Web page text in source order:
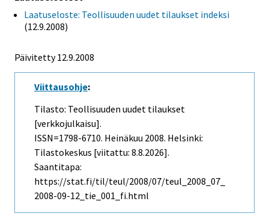
Laatuseloste: Teollisuuden uudet tilaukset indeksi
(12.9.2008)
Päivitetty 12.9.2008
Viittausohje:
Tilasto: Teollisuuden uudet tilaukset
[verkkojulkaisu].
ISSN=1798-6710. Heinäkuu 2008. Helsinki:
Tilastokeskus [viitattu: 8.8.2026].
Saantitapa:
https://stat.fi/til/teul/2008/07/teul_2008_07_
2008-09-12_tie_001_fi.html